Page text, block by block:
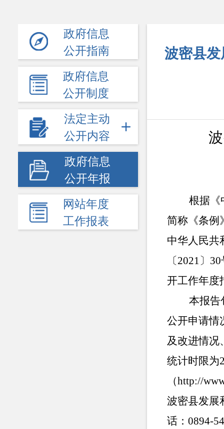
政府信息
公开指南
政府信息
公开制度
法定主动
公开内容
政府信息
公开年报
网站年度
工作报表
波密县发
根据《
简称《条例
中华人民共
〔2021〕
开工作年度
本报告
公开申请情
及改进情况
统计时限为
（http://
波密县发展
话： 0894-